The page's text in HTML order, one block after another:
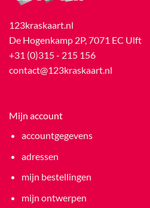
123kraskaart.nl
De Hogenkamp 2P, 7071 EC Ulft
+31 (0)315 - 215 156
contact@123kraskaart.nl
Mijn account
accountgegevens
adressen
mijn bestellingen
mijn ontwerpen